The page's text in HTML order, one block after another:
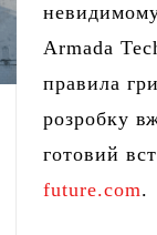
Armada
правила
розробку
готовий
future.com.